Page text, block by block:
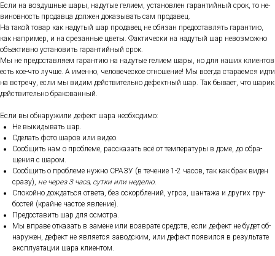
Ес­ли на воз­душные ша­ры, на­дутые ге­ли­ем, ус­та­нов­лен га­ран­тий­ный срок, то не­
винов­ность про­дав­ца дол­жен до­казы­вать сам про­давец.
На та­кой то­вар как на­дутый шар про­давец не обя­зан пре­дос­тавлять га­ран­тию,
как нап­ри­мер, и на сре­зан­ные цве­ты. Фак­ти­чес­ки на на­дутый шар не­воз­можно
объ­ек­тивно ус­та­новить га­ран­тий­ный срок.
Мы не пре­дос­тавля­ем га­ран­тию на на­дутые ге­ли­ем ша­ры, но для на­ших кли­ен­тов
есть кое-что луч­ше. А имен­но, че­лове­чес­кое от­но­шение! Мы всег­да ста­ра­ем­ся ид­ти
на встре­чу, ес­ли мы ви­дим дей­стви­тель­но де­фек­тный шар. Так бы­ва­ет, что ша­рик
дей­стви­тель­но бра­кован­ный.
Ес­ли вы об­на­ружи­ли де­фект ша­ра не­об­хо­димо:
Не вы­киды­вать шар.
Сде­лать фо­то ша­ров или ви­део.
Со­об­щить нам о проб­ле­ме, рас­ска­зать всё от тем­пе­рату­ры в до­ме, до об­ра­
щения с ша­ром.
Со­об­щить о проб­ле­ме нуж­но СРА­ЗУ (в те­чение 1-2 ча­сов, так как брак ви­ден
сра­зу), не че­рез 3 ча­са, сут­ки или не­делю.
Спо­кой­но дож­дать­ся от­ве­та, без ос­кор­бле­ний, уг­роз, шан­та­жа и дру­гих гру­
бос­тей (край­не час­тое яв­ле­ние).
Пре­дос­та­вить шар для ос­мотра.
Мы впра­ве от­ка­зать в за­мене или воз­вра­те средств, ес­ли де­фект не бу­дет об­
на­ружен, де­фект не яв­ля­ет­ся за­вод­ским, или де­фект по­явил­ся в ре­зуль­та­те
экс­плу­ата­ции ша­ра кли­ен­том.